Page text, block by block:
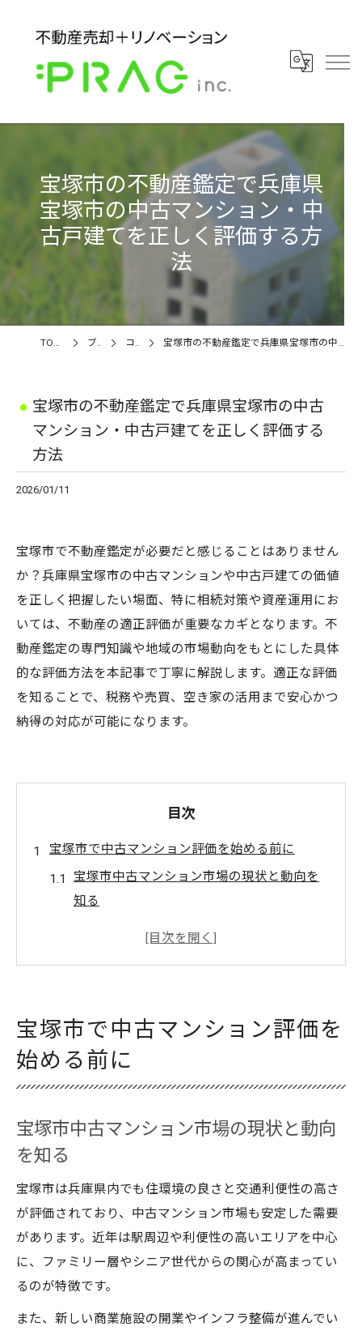
宝塚市の不動産鑑定で兵庫県
宝塚市の中古マンション・中
古戸建てを正しく評価する方
法
TOPページ ブログ コラム 宝塚市の不動産鑑定で兵庫県宝塚市の中古マンション・中古戸建てを正しく評価する方法
宝塚市の不動産鑑定で兵庫県宝塚市の中古
マンション・中古戸建てを正しく評価する
方法
2026/01/11
宝塚市で不動産鑑定が必要だと感じることはありません
か？兵庫県宝塚市の中古マンションや中古戸建ての価値
を正しく把握したい場面、特に相続対策や資産運用にお
いては、不動産の適正評価が重要なカギとなります。不
動産鑑定の専門知識や地域の市場動向をもとにした具体
的な評価方法を本記事で丁寧に解説します。適正な評価
を知ることで、税務や売買、空き家の活用まで安心かつ
納得の対応が可能になります。
目次
宝塚市で中古マンション評価を始める前に
宝塚市中古マンション市場の現状と動向を
知る
不動産鑑定で押さえるべき評価ポイントと
兵庫県宝塚市不動産鑑定士の活用メリット
中古戸建てとの違いを比較した評価方法の
基本
宝塚市中古戸建ての資産価値を正しく把握
不動産鑑定で分かる中古戸建ての評価基準
中古マンションと中古戸建ての価値比較の
視点
兵庫県不動産鑑定士に相談するメリットと
は
資産運用に役立つ中古戸建て評価のチェッ
宝塚市で中古マンション評価を
始める前に
宝塚市中古マンション市場の現状と動向
を知る
宝塚市は兵庫県内でも住環境の良さと交通利便性の高さ
が評価されており、中古マンション市場も安定した需要
があります。近年は駅周辺や利便性の高いエリアを中心
に、ファミリー層やシニア世代からの関心が高まってい
るのが特徴です。
また、新しい商業施設の開業やインフラ整備が進んでい